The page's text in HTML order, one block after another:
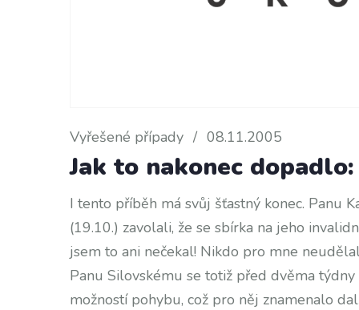
Vyřešené případy / 08.11.2005
Jak to nakonec
I tento příběh má svůj šťastný konec. Panu
(19.10.) zavolali, že se sbírka na jeho
jsem to ani nečekal! Nikdo pro mne
Panu Silovskému se totiž před dvěma
možností pohybu, což pro něj znamenalo